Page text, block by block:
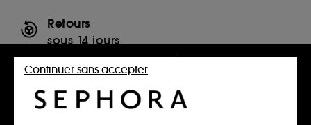
Retours
sous 14 jours
Retourner mon article
SERVICES, CONTACT ET CONDITIONS DES OFFRES
Continuer sans accepter